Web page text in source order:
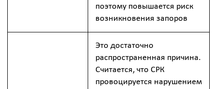
поэтому повышается риск
возникновения запоров
Это достаточно
распространенная причина.
Считается, что СРК
провоцируется нарушением